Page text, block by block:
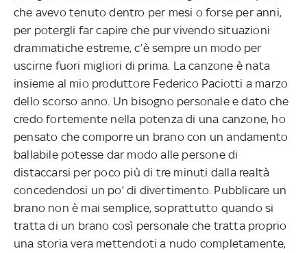
che avevo tenuto dentro per mesi o forse per anni,
per potergli far capire che pur vivendo situazioni
drammatiche estreme, c’è sempre un modo per
uscirne fuori migliori di prima. La canzone è nata
insieme al mio produttore Federico Paciotti a marzo
dello scorso anno. Un bisogno personale e dato che
credo fortemente nella potenza di una canzone, ho
pensato che comporre un brano con un andamento
ballabile potesse dar modo alle persone di
distaccarsi per poco più di tre minuti dalla realtà
concedendosi un po’ di divertimento. Pubblicare un
brano non è mai semplice, soprattutto quando si
tratta di un brano così personale che tratta proprio
una storia vera mettendoti a nudo completamente,